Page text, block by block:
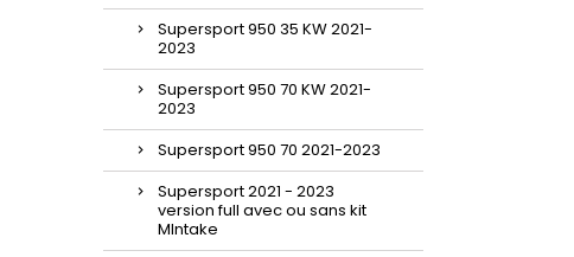
Supersport 950 35 KW 2021-
2023
Supersport 950 70 KW 2021-
2023
Supersport 950 70 2021-2023
Supersport 2021 - 2023
version full avec ou sans kit
MIntake